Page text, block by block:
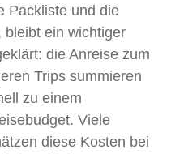
Packliste und die
bleibt ein wichtiger
die Anreise zum
Trips summieren
zu einem
Viele
diese Kosten bei